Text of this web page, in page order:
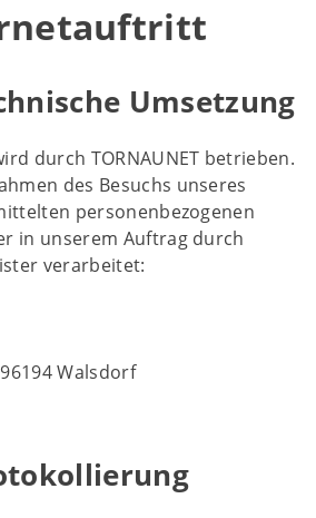
Umsetzung
durch TORNAUNET betrieben.
des Besuchs unseres
personenbezogenen
in unserem Auftrag durch
verarbeitet:
Walsdorf